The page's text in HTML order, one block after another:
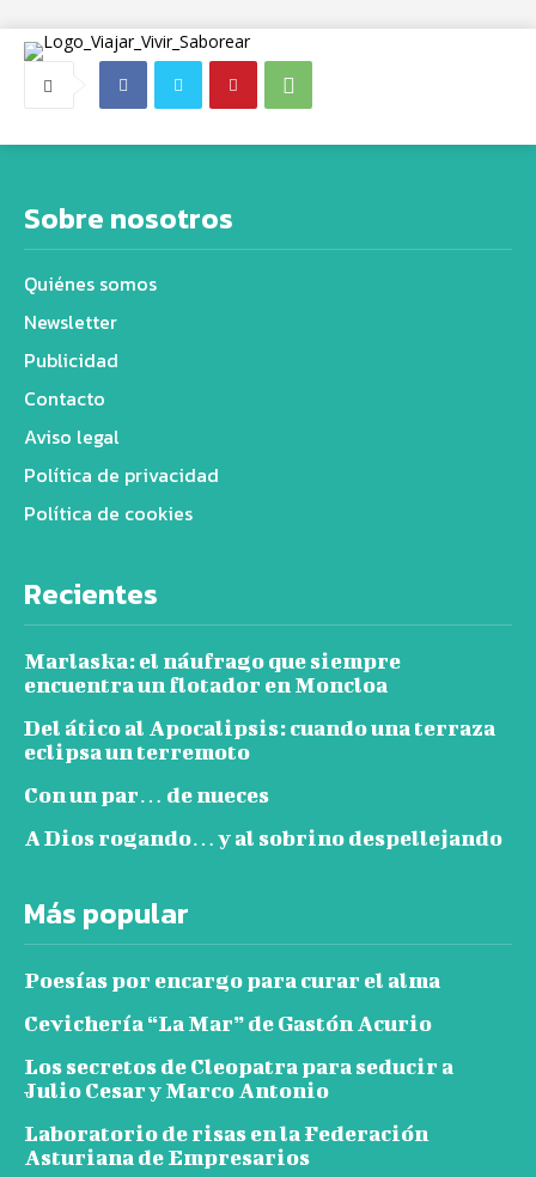
Sobre nosotros
Quiénes somos
Newsletter
Publicidad
Contacto
Aviso legal
Política de privacidad
Política de cookies
Recientes
Marlaska: el náufrago que siempre
encuentra un flotador en Moncloa
Del ático al Apocalipsis: cuando una terraza
eclipsa un terremoto
Con un par… de nueces
A Dios rogando… y al sobrino despellejando
Más popular
Poesías por encargo para curar el alma
Cevichería “La Mar” de Gastón Acurio
Los secretos de Cleopatra para seducir a
Julio Cesar y Marco Antonio
Laboratorio de risas en la Federación
Asturiana de Empresarios